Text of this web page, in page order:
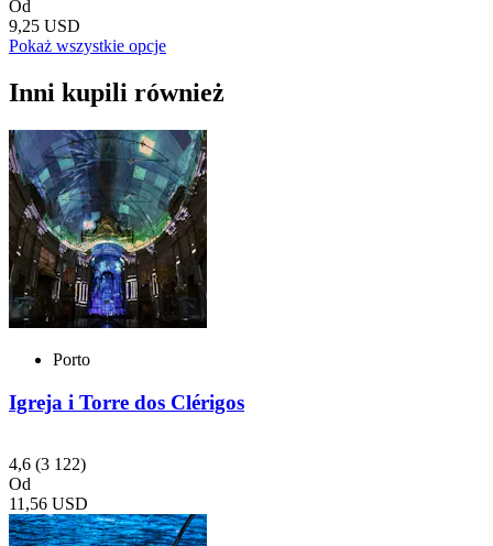
Od
9,25 USD
Pokaż wszystkie opcje
Inni kupili również
Porto
Igreja i Torre dos Clérigos
4,6 (3 122)
Od
11,56 USD